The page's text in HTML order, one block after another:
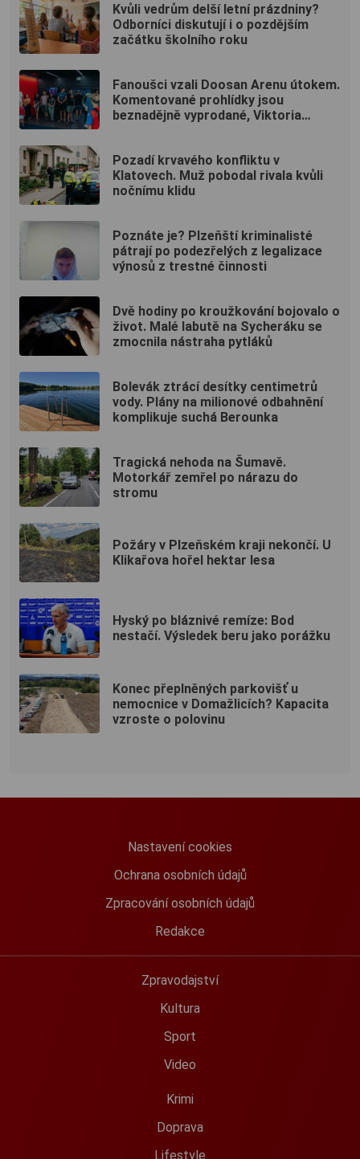
Kvůli vedrům delší letní prázdniny?
Odborníci diskutují i o pozdějším
začátku školního roku
Fanoušci vzali Doosan Arenu útokem.
Komentované prohlídky jsou
beznadějně vyprodané, Viktoria
Pozadí krvavého konfliktu v
Klatovech. Muž pobodal rivala kvůli
nočnímu klidu
Poznáte je? Plzeňští kriminalisté
pátrají po podezřelých z legalizace
výnosů z trestné činnosti
Dvě hodiny po kroužkování bojovalo o
život. Malé labutě na Sycheráku se
zmocnila nástraha pytláků
Bolevák ztrácí desítky centimetrů
vody. Plány na milionové odbahnění
komplikuje suchá Berounka
Tragická nehoda na Šumavě.
Motorkář zemřel po nárazu do
stromu
Požáry v Plzeňském kraji nekončí. U
Klikařova hořel hektar lesa
Hyský po bláznivé remíze: Bod
nestačí. Výsledek beru jako porážku
Konec přeplněných parkovišť u
nemocnice v Domažlicích? Kapacita
vzroste o polovinu
Nastavení cookies
Ochrana osobních údajů
Zpracování osobních údajů
Redakce
Zpravodajství
Kultura
Sport
Video
Krimi
Doprava
Lifestyle